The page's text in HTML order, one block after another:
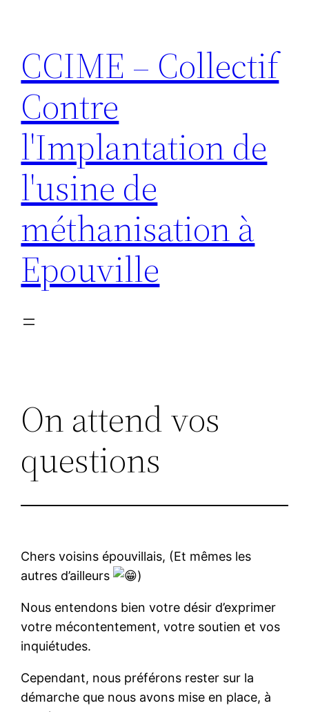
contenu
CCIME – Collectif
Contre
l'Implantation de
l'usine de
méthanisation à
Epouville
On attend vos
questions
Chers voisins épouvillais, (Et mêmes les
autres d’ailleurs
)
Nous entendons bien votre désir d’exprimer
votre mécontentement, votre soutien et vos
inquiétudes.
Cependant, nous préférons rester sur la
démarche que nous avons mise en place, à